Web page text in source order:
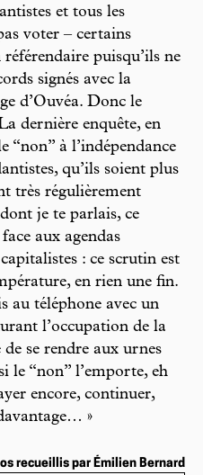
et tous les
voter – certains
puisqu’ils ne
signés avec la
d’Ouvéa. Donc le
dernière enquête, en
“non” à l’indépendance
qu’ils soient plus
très régulièrement
je te parlais, ce
aux agendas
: ce scrutin est
en rien une fin.
au téléphone avec un
l’occupation de la
se rendre aux urnes
le “non” l’emporte, eh
encore, continuer,
»
recueillis par Émilien Bernard